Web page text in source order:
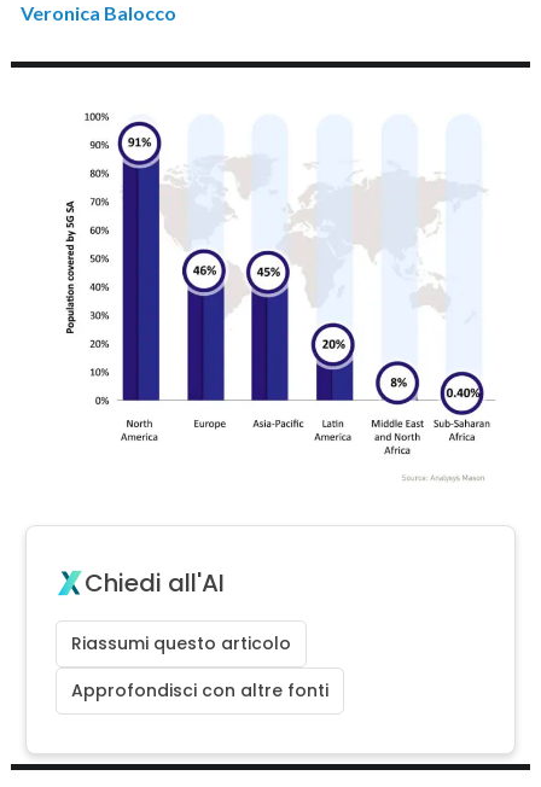
Veronica Balocco
Chiedi all'AI
Riassumi questo articolo
Approfondisci con altre fonti